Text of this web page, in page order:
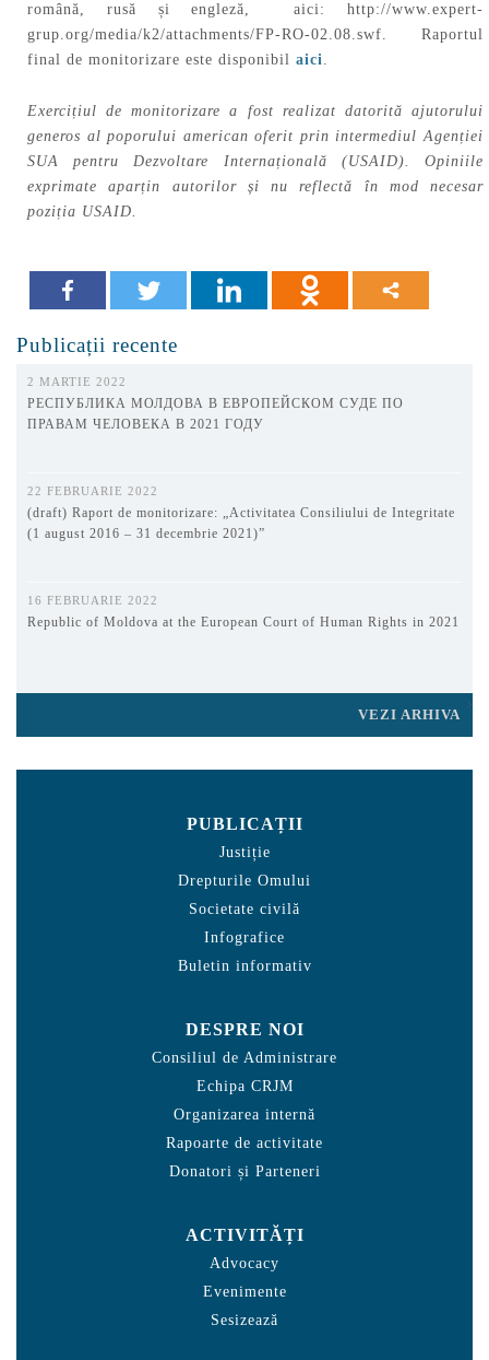
română, rusă și engleză, aici: http://www.expert-
grup.org/media/k2/attachments/FP-RO-02.08.swf. Raportul
final de monitorizare este disponibil aici.
Exercițiul de monitorizare a fost realizat datorită ajutorului
generos al poporului american oferit prin intermediul Agenției
SUA pentru Dezvoltare Internațională (USAID). Opiniile
exprimate aparțin autorilor și nu reflectă în mod necesar
poziția USAID.
Publicații recente
2 MARTIE 2022
РЕСПУБЛИКА МОЛДОВА В ЕВРОПЕЙСКОМ СУДЕ ПО
ПРАВАМ ЧЕЛОВЕКА В 2021 ГОДУ
22 FEBRUARIE 2022
(draft) Raport de monitorizare: „Activitatea Consiliului de Integritate
(1 august 2016 – 31 decembrie 2021)”
16 FEBRUARIE 2022
Republic of Moldova at the European Court of Human Rights in 2021
VEZI ARHIVA
PUBLICAȚII
Justiție
Drepturile Omului
Societate civilă
Infografice
Buletin informativ
DESPRE NOI
Consiliul de Administrare
Echipa CRJM
Organizarea internă
Rapoarte de activitate
Donatori și Parteneri
ACTIVITĂȚI
Advocacy
Evenimente
Sesizează